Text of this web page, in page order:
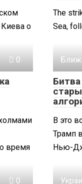
о
The
Sea,
0
время
В это
Трамп
Нью-
0